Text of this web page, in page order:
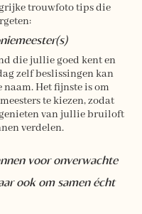
trouwfoto tips die
die jullie goed kent en
zelf beslissingen kan
Het fijnste is om
te kiezen, zodat
van jullie bruiloft
verdelen.
voor onverwachte
ook om samen écht